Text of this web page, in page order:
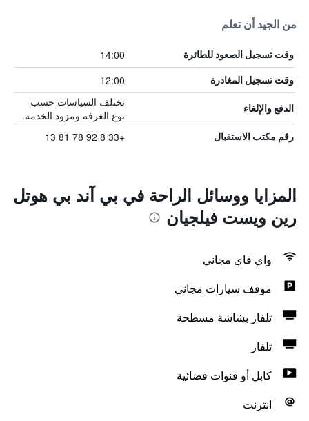
من الجيد أن تعلم
وقت تسجيل الصعود للطائرة 14:00
وقت تسجيل المغادرة 12:00
الدفع والإلغاء
تختلف السياسات حسب
نوع الغرفة ومزود الخدمة.
رقم مكتب الاستقبال +33 8 92 78 81 13
المزايا ووسائل الراحة في بي آند بي هوتل
رين ويست فيلجيان
واي فاي مجاني
موقف سيارات مجاني
تلفاز بشاشة مسطحة
تلفاز
كابل أو قنوات فضائية
انترنت